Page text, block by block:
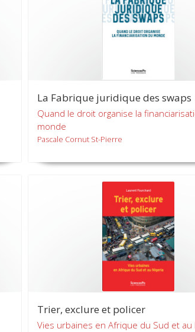
La Fabrique juridique des swaps
Quand le droit organise la
monde
Pascale Cornut St-Pierre
Trier, exclure et policer
Vies urbaines en Afrique du Sud et au